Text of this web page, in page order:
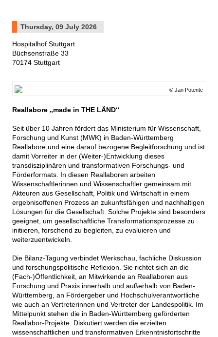
Thursday, 09 July 2026
Hospitalhof Stuttgart
Büchsenstraße 33
70174 Stuttgart
© Jan Potente
Reallabore „made in THE LÄND“
Seit über 10 Jahren fördert das Ministerium für Wissenschaft,
Forschung und Kunst (MWK) in Baden-Württemberg
Reallabore und eine darauf bezogene Begleitforschung und ist
damit Vorreiter in der (Weiter-)Entwicklung dieses
transdisziplinären und transformativen Forschungs- und
Förderformats. In diesen Reallaboren arbeiten
Wissenschaftlerinnen und Wissenschaftler gemeinsam mit
Akteuren aus Gesellschaft, Politik und Wirtschaft in einem
ergebnisoffenen Prozess an zukunftsfähigen und nachhaltigen
Lösungen für die Gesellschaft. Solche Projekte sind besonders
geeignet, um gesellschaftliche Transformationsprozesse zu
initiieren, forschend zu begleiten, zu evaluieren und
weiterzuentwickeln.
Die Bilanz-Tagung verbindet Werkschau, fachliche Diskussion
und forschungspolitische Reflexion. Sie richtet sich an die
(Fach-)Öffentlichkeit, an Mitwirkende an Reallaboren aus
Forschung und Praxis innerhalb und außerhalb von Baden-
Württemberg, an Fördergeber und Hochschulverantwortliche
wie auch an Vertreterinnen und Vertreter der Landespolitik. Im
Mittelpunkt stehen die in Baden-Württemberg geförderten
Reallabor-Projekte. Diskutiert werden die erzielten
wissenschaftlichen und transformativen Erkenntnisfortschritte